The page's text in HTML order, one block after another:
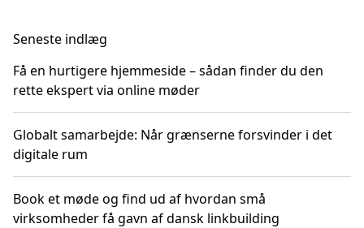
Seneste indlæg
Få en hurtigere hjemmeside – sådan finder du den
rette ekspert via online møder
Globalt samarbejde: Når grænserne forsvinder i det
digitale rum
Book et møde og find ud af hvordan små
virksomheder få gavn af dansk linkbuilding